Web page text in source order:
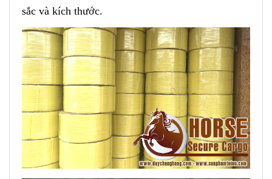
sắc và kích thước.